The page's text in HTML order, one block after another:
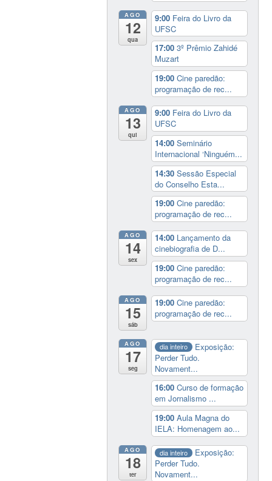
AGO
12
qua
9:00 Feira do Livro da
UFSC
17:003º Prêmio Zahidé
Muzart
19:00Cine paredão:
programação de rec...
AGO
13
qui
9:00 Feira do Livro da
UFSC
14:00Seminário
Internacional ‘Ninguém...
14:30Sessão Especial
do Conselho Esta...
19:00Cine paredão:
programação de rec...
AGO
14
sex
14:00 Lançamento da
cinebiografia de D...
19:00Cine paredão:
programação de rec...
AGO
15
sáb
19:00Cine paredão:
programação de rec...
AGO
17
seg
dia inteiro
Exposição:
Perder Tudo.
Novament...
16:00Curso de formação
em Jornalismo ...
19:00Aula Magna do
IELA: Homenagem ao...
AGO
18
ter
dia inteiro
Exposição:
Perder Tudo.
Novament...